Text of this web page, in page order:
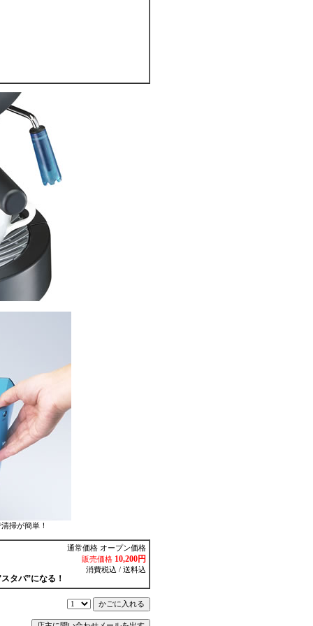
が簡単！
タバ”になる！
通常価格 オープン価格
販売価格 10,200円
消費税込 / 送料込